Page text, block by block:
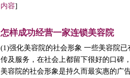
内容]
怎样成功经营一家连锁美容院
(1)强化美容院的社会形象 一些美容院
传及服务，在社会上都留下很好的口碑
美容院的社会形象是持久而最实惠的广